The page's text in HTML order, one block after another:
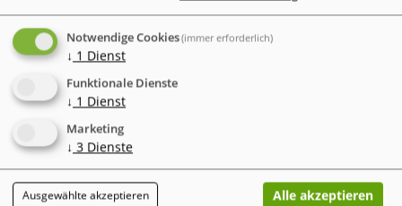
Notwendige Cookies(immer erforderlich)
↓ 1 Dienst
Funktionale Dienste
↓ 1 Dienst
Marketing
↓ 3 Dienste
Ausgewählte akzeptieren Alle akzeptieren